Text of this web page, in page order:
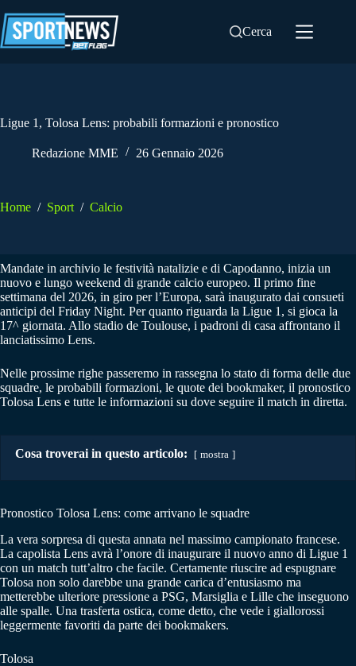
al
contenuto
Cerca
Ligue 1, Tolosa Lens: probabili formazioni e pronostico
Redazione MME 26 Gennaio 2026
Home / Sport / Calcio
Mandate in archivio le festività natalizie e di Capodanno, inizia un
nuovo e lungo weekend di grande calcio europeo. Il primo fine
settimana del 2026, in giro per l’Europa, sarà inaugurato dai consueti
anticipi del Friday Night. Per quanto riguarda la Ligue 1, si gioca la
17^ giornata. Allo stadio de Toulouse, i padroni di casa affrontano il
lanciatissimo Lens.
Nelle prossime righe passeremo in rassegna lo stato di forma delle due
squadre, le probabili formazioni, le quote dei bookmaker, il pronostico
Tolosa Lens e tutte le informazioni su dove seguire il match in diretta.
Cosa troverai in questo articolo: mostra
Pronostico Tolosa Lens: come arrivano le squadre
La vera sorpresa di questa annata nel massimo campionato francese.
La capolista Lens avrà l’onore di inaugurare il nuovo anno di Ligue 1
con un match tutt’altro che facile. Certamente riuscire ad espugnare
Tolosa non solo darebbe una grande carica d’entusiasmo ma
metterebbe ulteriore pressione a PSG, Marsiglia e Lille che inseguono
alle spalle. Una trasferta ostica, come detto, che vede i giallorossi
leggermente favoriti da parte dei bookmakers.
Tolosa